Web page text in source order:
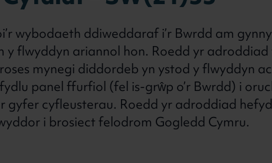
wybodaeth ddiweddaraf i’r Bwrdd am
flwyddyn ariannol hon. Roedd yr adroddiad
mynegi diddordeb yn ystod y flwyddyn
panel ffurfiol (fel is-grŵp o’r Bwrdd) i
cyfleusterau. Roedd yr adroddiad
i brosiect felodrom Gogledd Cymru.